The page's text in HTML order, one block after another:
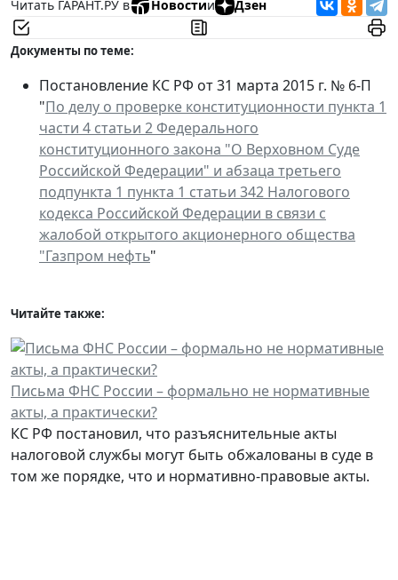
Читать ГАРАНТ.РУ в
Новостии Дзен
Документы по теме:
Постановление КС РФ от 31 марта 2015 г. № 6-П
"По делу о проверке конституционности пункта 1
части 4 статьи 2 Федерального
конституционного закона "О Верховном Суде
Российской Федерации" и абзаца третьего
подпункта 1 пункта 1 статьи 342 Налогового
кодекса Российской Федерации в связи с
жалобой открытого акционерного общества
"Газпром нефть"
Читайте также:
Письма ФНС России – формально не нормативные
акты, а практически?
КС РФ постановил, что разъяснительные акты
налоговой службы могут быть обжалованы в суде в
том же порядке, что и нормативно-правовые акты.